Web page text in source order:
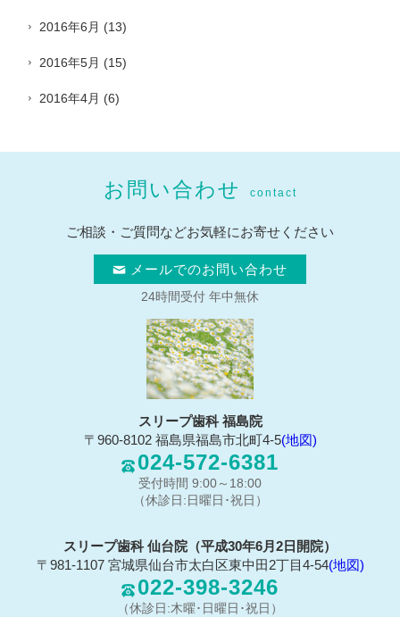
2016年6月 (13)
2016年5月 (15)
2016年4月 (6)
お問い合わせ contact
ご相談・ご質問などお気軽にお寄せください
メールでのお問い合わせ
24時間受付 年中無休
スリープ歯科 福島院
〒960-8102 福島県福島市北町4-5(地図)
024-572-6381
受付時間 9:00～18:00
（休診日:日曜日･祝日）
スリープ歯科 仙台院（平成30年6月2日開院）
〒981-1107 宮城県仙台市太白区東中田2丁目4-54(地図)
022-398-3246
（休診日:木曜･日曜日･祝日）